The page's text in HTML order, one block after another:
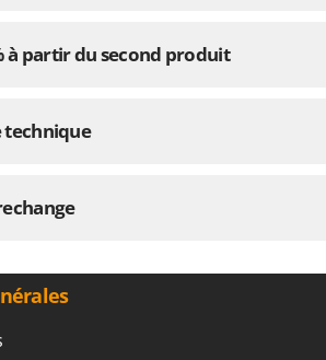
à partir du second produit
technique